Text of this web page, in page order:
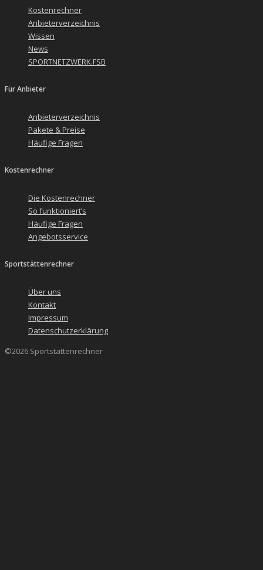
Kostenrechner
Anbieterverzeichnis
Wissen
News
SPORTNETZWERK.FSB
Für Anbieter
Anbieterverzeichnis
Pakete & Preise
Häufige Fragen
Kostenrechner
Die Kostenrechner
So funktioniert’s
Häufige Fragen
Angebotsservice
Sportstättenrechner
Über uns
Kontakt
Impressum
Datenschutzerklärung
©2026 Sportstättenrechner